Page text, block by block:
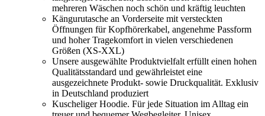
mehreren Wäschen noch schön und kräftig leuchten
Kängurutasche an Vorderseite mit versteckten
Öffnungen für Kopfhörerkabel, angenehme Passform
und hoher Tragekomfort in vielen verschiedenen
Größen (XS-XXL)
Unsere ausgewählte Produktvielfalt erfüllt einen hohen
Qualitätsstandard und gewährleistet eine
ausgezeichnete Produkt- sowie Druckqualität. Exklusiv
in Deutschland produziert
Kuscheliger Hoodie. Für jede Situation im Alltag ein